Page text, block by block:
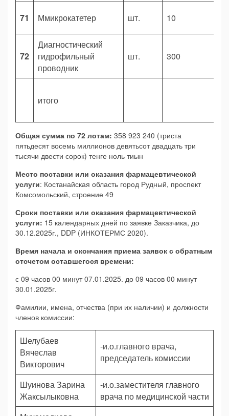
71 Ммикрокатетер шт. 10
72
Диагностический
гидрофильный
проводник
шт. 300
итого
Общая сумма по 72 лотам: 358 923 240 (триста
пятьдесят восемь миллионов девятьсот двадцать три
тысячи двести сорок) тенге ноль тиын
Место поставки или оказания фармацевтической
услуги: Костанайская область город Рудный, проспект
Комсомольский, строение 49
Сроки поставки или оказания фармацевтической
услуги: 15 календарных дней по заявке Заказчика, до
30.12.2025г., DDP (ИНКОТЕРМС 2020).
Время начала и окончания приема заявок с обратным
отсчетом оставшегося времени:
с 09 часов 00 минут 07.01.2025. до 09 часов 00 минут
30.01.2025г.
Фамилии, имена, отчества (при их наличии) и должности
членов комиссии:
Шелубаев
Вячеслав
Викторович
-и.о.главного врача,
председатель комиссии
Шуинова Зарина
Жаксылыковна
-и.о.заместителя главного
врача по медицинской части